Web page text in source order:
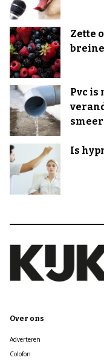
Zette
Pvc is
Is
Over ons
Adverteren
Colofon